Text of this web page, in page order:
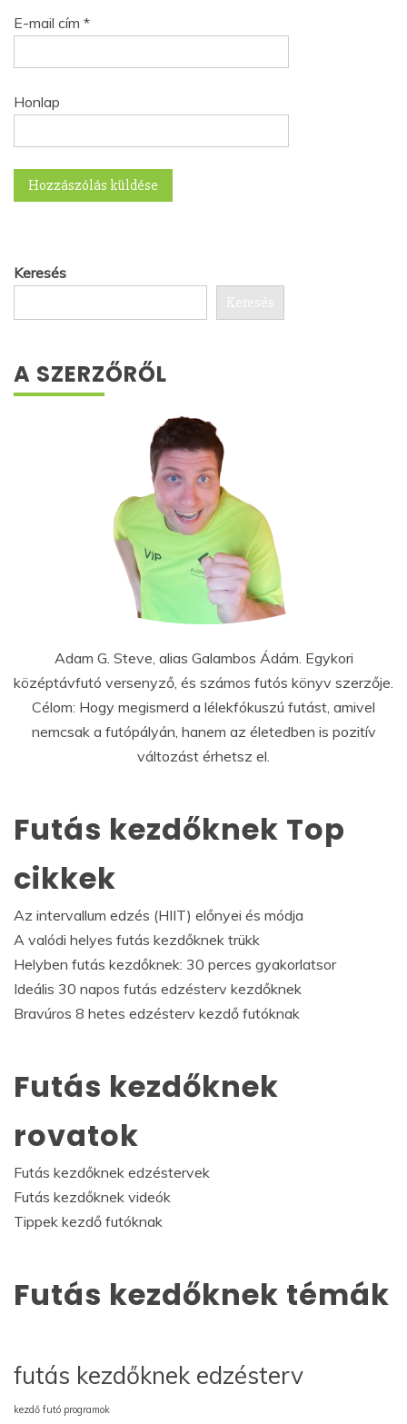
E-mail cím *
Honlap
Keresés
Keresés
A SZERZŐRŐL
Adam G. Steve, alias Galambos Ádám. Egykori
középtávfutó versenyző, és számos futós könyv szerzője.
Célom: Hogy megismerd a lélekfókuszú futást, amivel
nemcsak a futópályán, hanem az életedben is pozitív
változást érhetsz el.
Futás kezdőknek Top
cikkek
Az intervallum edzés (HIIT) előnyei és módja
A valódi helyes futás kezdőknek trükk
Helyben futás kezdőknek: 30 perces gyakorlatsor
Ideális 30 napos futás edzésterv kezdőknek
Bravúros 8 hetes edzésterv kezdő futóknak
Futás kezdőknek
rovatok
Futás kezdőknek edzéstervek
Futás kezdőknek videók
Tippek kezdő futóknak
Futás kezdőknek témák
futás kezdőknek edzésterv
kezdő futó programok